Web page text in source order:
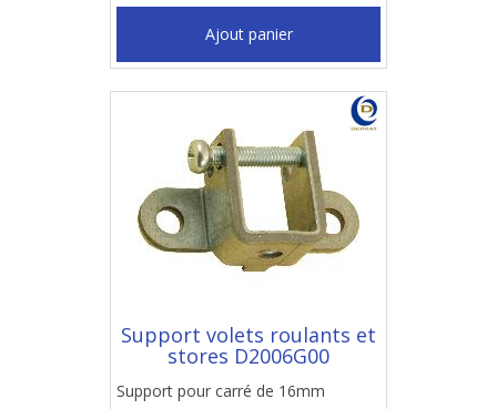
Ajout panier
Support volets roulants et
stores D2006G00
Support pour carré de 16mm